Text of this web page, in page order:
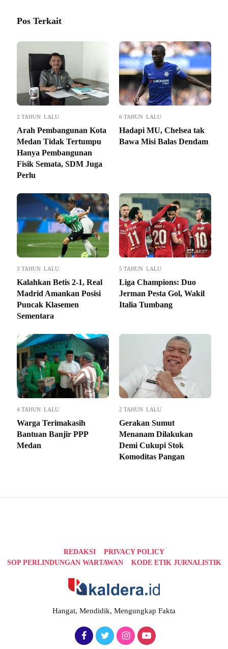
Pos Terkait
2 TAHUN LALU
Arah Pembangunan Kota
Medan Tidak Tertumpu
Hanya Pembangunan
Fisik Semata, SDM Juga
Perlu
6 TAHUN LALU
Hadapi MU, Chelsea tak
Bawa Misi Balas Dendam
3 TAHUN LALU
Kalahkan Betis 2-1, Real
Madrid Amankan Posisi
Puncak Klasemen
Sementara
5 TAHUN LALU
Liga Champions: Duo
Jerman Pesta Gol, Wakil
Italia Tumbang
4 TAHUN LALU
Warga Terimakasih
Bantuan Banjir PPP
Medan
2 TAHUN LALU
Gerakan Sumut
Menanam Dilakukan
Demi Cukupi Stok
Komoditas Pangan
REDAKSI
PRIVACY POLICY
SOP PERLINDUNGAN WARTAWAN
KODE ETIK JURNALISTIK
Hangat, Mendidik, Mengungkap Fakta